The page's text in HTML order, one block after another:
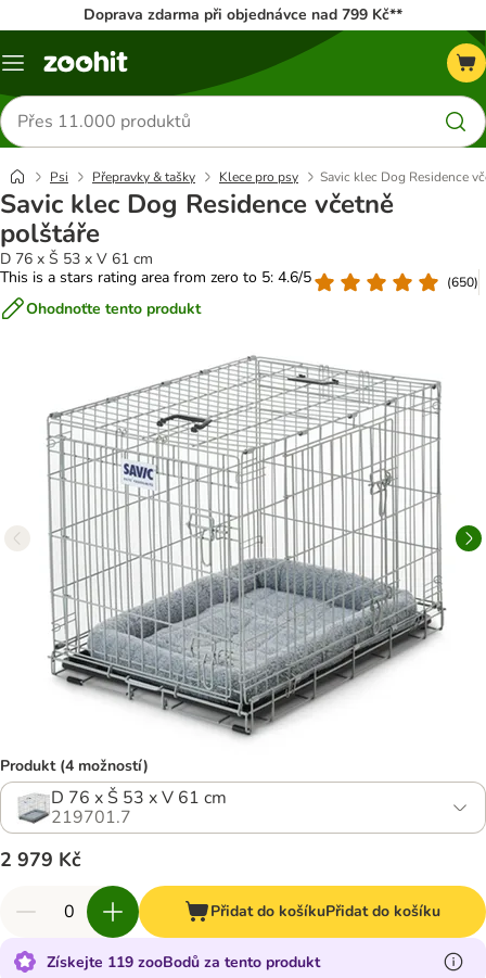
Doprava zdarma při objednávce nad 799 Kč**
Menu
Hledat
produkty
Psi Přepravky & tašky Klece pro psy Savic klec Dog Residence
Savic klec Dog Residence včetně
polštáře
D 76 x Š 53 x V 61 cm
This is a stars rating area from zero to 5: 4.6/5
(650)
Ohodnoťte tento produkt
Produkt (4 možností)
D 76 x Š 53 x V 61 cm
219701.7
2 979 Kč
Přidat do košíkuPřidat do košíku
Získejte 119 zooBodů za tento produkt